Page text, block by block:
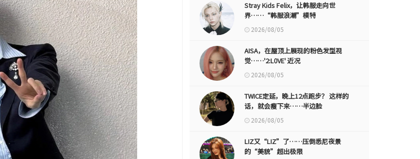
Stray Kids Felix，让韩服走向世
界……“韩服浪潮”模特
2026/08/05
AISA，在屋顶上展现的粉色发型视
觉……'2:L0VE' 近况
2026/08/05
TWICE定延，晚上12点跑步？ 这样的
话，就会瘦下来……半边脸
2026/08/05
LIZ又“LIZ”了……压倒悉尼夜景
的“美貌”超出极限